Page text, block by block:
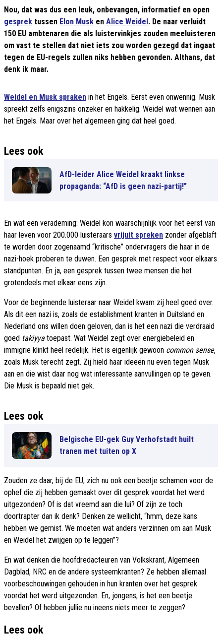
Nou, dat was dus een leuk, onbevangen, informatief en open
gesprek tussen Elon Musk en Alice Weidel . De naar verluidt
150 EU ambtenaren die als luistervinkjes zouden meeluisteren
om vast te stellen dat niet iets zou worden gezegd dat ingaat
tegen de EU-regels zullen niks hebben gevonden. Althans, dat
denk ik maar.
Weidel en Musk spraken in het Engels. Eerst even onwennig. Musk
spreekt zelfs enigszins onzeker en hakkelig. Weidel wat wennen aan
het Engels. Maar over het algemeen ging dat heel goed.
Lees ook
AfD-leider Alice Weidel kraakt linkse
propaganda: “AfD is geen nazi-partij!”
En wat een verademing: Weidel kon waarschijnlijk voor het eerst van
haar leven voor 200.000 luisteraars vrijuit spreken zonder afgeblaft
te worden door zogenaamd “kritische” ondervragers die haar in de
nazi-hoek proberen te duwen. Een gesprek met respect voor elkaars
standpunten. En ja, een gesprek tussen twee mensen die het
grotendeels met elkaar eens zijn.
Voor de beginnende luisteraar naar Weidel kwam zij heel goed over.
Als dit een nazi is, zoals de establishment kranten in Duitsland en
Nederland ons willen doen geloven, dan is het een nazi die verdraaid
goed takiyyatoepast. Wat Weidel zegt over energiebeleid en
immigrie klinkt heel redelijk. Het is eigenlijk gewoon common sense,
zoals Musk terecht zegt. Zij hield haar ideeën nu even tegen Musk
aan en die wist daar nog wat interessante aanvullingen op te geven.
Die Musk is bepaald niet gek.
Lees ook
Belgische EU-gek Guy Verhofstadt huilt
tranen met tuiten op X
Zouden ze daar, bij de EU, zich nu ook een beetje schamen voor de
ophef die zij hebben gemaakt over dit gesprek voordat het werd
uitgezonden? Of is dat vreemd aan die lui? Of zijn ze toch
doortrapter dan ik denk? Denken ze wellicht, “hmm, deze kans
hebben we gemist. We moeten wat anders verzinnen om aan Musk
en Weidel het zwijgen op te leggen”?
En wat denken die hoofdredacteuren van Volkskrant, Algemeen
Dagblad, NRC en de andere systeemkranten? Ze hebben allemaal
voorbeschouwingen gehouden in hun kranten over het gesprek
voordat het werd uitgezonden. En, jongens, is het een beetje
bevallen? Of hebben jullie nu ineens niets meer te zeggen?
Lees ook